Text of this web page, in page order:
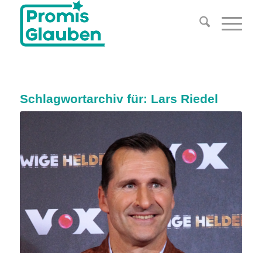
Schlagwortarchiv für: Lars Riedel